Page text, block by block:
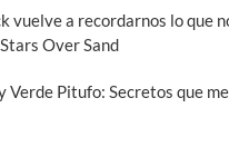
vuelve a recordarnos lo que
Over Sand
Verde Pitufo: Secretos que